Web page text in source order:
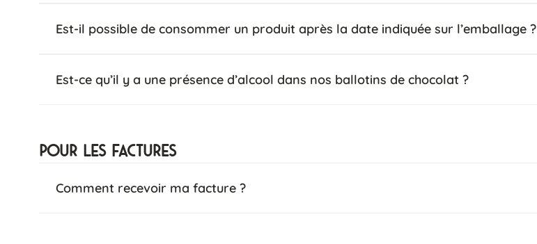
Est-il possible de consommer un produit après la date indiquée sur l’emballage ?
Est-ce qu’il y a une présence d’alcool dans nos ballotins de chocolat ?
Pour les factures
Comment recevoir ma facture ?